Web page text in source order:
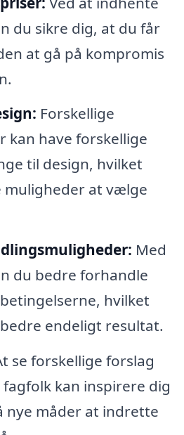
du sikre dig, at du får
at gå på kompromis
Forskellige
kan have forskellige
til design, hvilket
muligheder at vælge
Med
du bedre forhandle
hvilket
endeligt resultat.
se forskellige forslag
kan inspirere dig
måder at indrette